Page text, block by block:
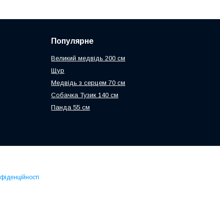
Популярне
Великий медвідь 200 см
Щур
Медвідь з серцем 70 см
Собачка Тузик 140 см
Панда 55 см